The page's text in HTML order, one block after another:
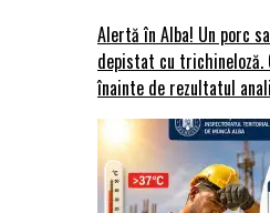
Alertă în Alba! Un porc
depistat cu trichineloză.
înainte de rezultatul